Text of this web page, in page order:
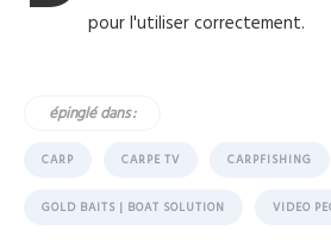
pour l'utiliser correctement.
épinglé dans :
CARP CARPE TV CARPFISHING
GOLD BAITS | BOAT SOLUTION VIDEO